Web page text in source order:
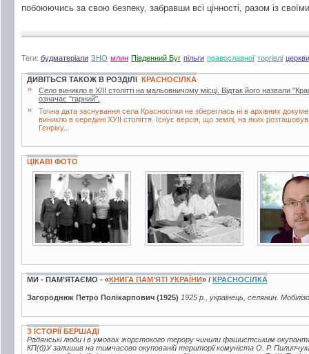
побоюючись за свою безпеку, забравши всі цінності, разом із
Теги: будматеріали ЗНО млин Південний Буг пільги православної торгівлі церкви
ДИВІТЬСЯ ТАКОЖ В РОЗДІЛІ КРАСНОСІЛКА
»
Село виникло в Х/ІІ столітті на мальовничому місці. Відтак його назвали
означає "гарний".
»
Точна дата заснування села Красносілки не збереглась ні в архівних
виникло в середині ХУІІ століття. Існує версія, що землі, на яких
Генріху...
ЦІКАВІ ФОТО
2 фото 4 фото 2 фото
МИ - ПАМ’ЯТАЄМО - «КНИГА ПАМ’ЯТІ УКРАЇНИ» / КРАСНОСІЛКА
Загороднюк Петро Полікарпович (1925) 1925 р., українець, селянин.
З ІСТОРІЇ БЕРШАДІ
Радянські люди і в умовах жорстокого терору чинили фашистським
КП(б)У залишив на тимчасово окупованій території комуніста О. Р.